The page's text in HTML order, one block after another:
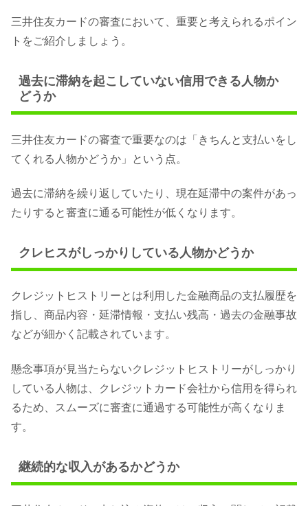
三井住友カードの審査において、重要と考えられるポイン
トをご紹介しましょう。
過去に滞納を起こしていない信用できる人物か
どうか
三井住友カードの審査で重要なのは「きちんと支払いをし
てくれる人物かどうか」という点。
過去に滞納を繰り返していたり、現在延滞中の案件があっ
たりすると審査に通る可能性が低くなります。
クレヒスがしっかりしている人物かどうか
クレジットヒストリーとは利用した金融商品の支払履歴を
指し、商品内容・延滞情報・支払い残高・過去の金融事故
などが細かく記載されています。
懸念事項が見当たらないクレジットヒストリーがしっかり
している人物は、クレジットカード会社から信用を得られ
るため、スムーズに審査に通過する可能性が高くなりま
す。
継続的な収入があるかどうか